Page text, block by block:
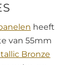
heeft
van 55mm
Bronze